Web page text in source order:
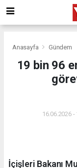
Anasayfa Gündem
19 bin 96
16.06.2026
İçişleri Bakanı